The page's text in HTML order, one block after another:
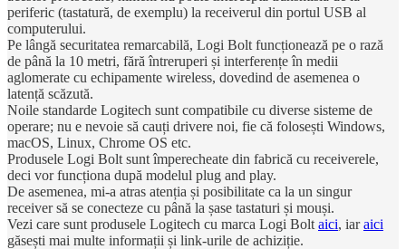
periferic (tastatură, de exemplu) la receiverul din portul USB al
computerului.
Pe lângă securitatea remarcabilă, Logi Bolt funcționează pe o rază
de până la 10 metri, fără întreruperi și interferențe în medii
aglomerate cu echipamente wireless, dovedind de asemenea o
latență scăzută.
Noile standarde Logitech sunt compatibile cu diverse sisteme de
operare; nu e nevoie să cauți drivere noi, fie că folosești Windows,
macOS, Linux, Chrome OS etc.
Produsele Logi Bolt sunt împerecheate din fabrică cu receiverele,
deci vor funcționa după modelul plug and play.
De asemenea, mi-a atras atenția și posibilitate ca la un singur
receiver să se conecteze cu până la șase tastaturi și mouși.
Vezi care sunt produsele Logitech cu marca Logi Bolt aici, iaraici
găsești mai multe informații și link-urile de achiziție.